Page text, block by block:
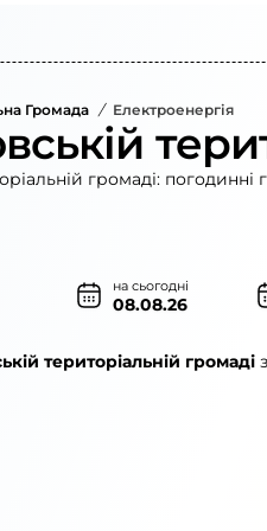
Громада / Електроенергія
громаді:
на сьогодні
08.08.26
територіальній громаді